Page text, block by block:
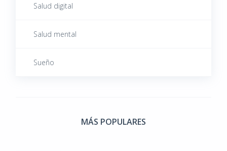
Salud digital
Salud mental
Sueño
MÁS POPULARES